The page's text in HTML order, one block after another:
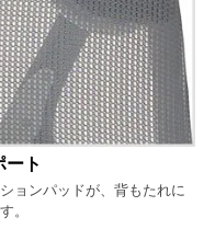
ート
ョンパッドが、背もたれに
。